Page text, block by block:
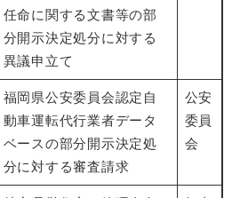
任命に関する文書等の部
分開示決定処分に対する
異議申立て
福岡県公安委員会認定自
動車運転代行業者データ
ベースの部分開示決定処
分に対する審査請求
公安
委員
会